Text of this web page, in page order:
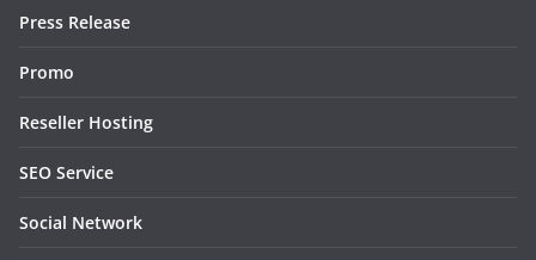
Press Release
Promo
Reseller Hosting
SEO Service
Social Network